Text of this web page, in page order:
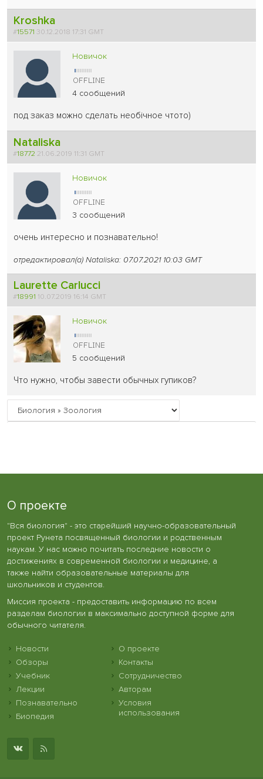
Kroshka
#15571 30.12.2018 17:31 GMT
Новичок
4 сообщений
под заказ можно сделать необічное чтото)
Nataliska
#18772 21.06.2019 11:31 GMT
Новичок
3 сообщений
очень интересно и познавательно!
отредактировал(а) Nataliska: 07.07.2021 10:03 GMT
Laurette Carlucci
#18991 10.07.2019 16:14 GMT
Новичок
5 сообщений
Что нужно, чтобы завести обычных гупиков?
О проекте
"Вся биология" - это старейший научно-образовательный
проект Рунета посвященный биологии и родственным
наукам. У нас можно почитать последние новости о
достижениях в современной биологии и медицине, а
также найти образовательные материалы для
школьников и студентов.
Миссия проекта - предоставить информацию по всем
разделам биологии в максимально доступной форме для
обычного читателя.
Новости
Обзоры
Учебник
Лекции
Познавательно
Биопедия
О проекте
Контакты
Сотрудничество
Авторам
Условия
использования